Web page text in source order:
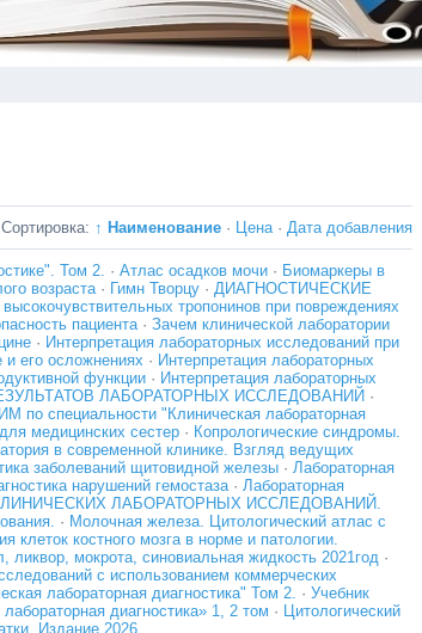
Сортировка: ↑ Наименование · Цена· Дата добавления
Том 2. · Атлас осадков мочи · Биомаркеры в
возраста· Гимн Творцу · ДИАГНОСТИЧЕСКИЕ
тропонинов при повреждениях
пациента· Зачем клинической лаборатории
· Интерпретация лабораторных исследований при
и его осложнениях · Интерпретация лабораторных
функции · Интерпретация лабораторных
ЛАБОРАТОРНЫХ ИССЛЕДОВАНИЙ ·
по специальности "Клиническая лабораторная
медицинских сестер · Копрологические синдромы.
в современной клинике. Взгляд ведущих
заболеваний щитовидной железы · Лабораторная
нарушений гемостаза· Лабораторная
ЛАБОРАТОРНЫХ ИССЛЕДОВАНИЙ.
· Молочная железа. Цитологический атлас с
клеток костного мозга в норме и патологии.
мокрота, синовиальная жидкость 2021год ·
с использованием коммерческих
лабораторная диагностика" Том 2. · Учебник
диагностика» 1, 2 том · Цитологический
Издание 2026.